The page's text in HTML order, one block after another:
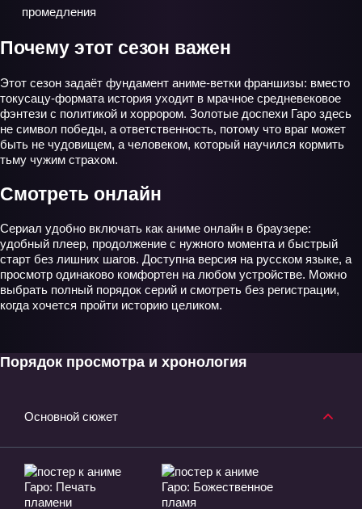
промедления
Почему этот сезон важен
Этот сезон задаёт фундамент аниме‑ветки франшизы: вместо
токусацу‑формата история уходит в мрачное средневековое
фэнтези с политикой и хоррором. Золотые доспехи Гаро здесь
не символ победы, а ответственность, потому что враг может
быть не чудовищем, а человеком, который научился кормить
тьму чужим страхом.
Смотреть онлайн
Сериал удобно включать как аниме онлайн в браузере:
удобный плеер, продолжение с нужного момента и быстрый
старт без лишних шагов. Доступна версия на русском языке, а
просмотр одинаково комфортен на любом устройстве. Можно
выбрать полный порядок серий и смотреть без регистрации,
когда хочется пройти историю целиком.
Порядок просмотра и хронология
Основной сюжет